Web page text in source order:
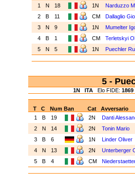
1
N 18 1N
Narduzzo
2
B 11 CM
Dallaglio
3
N 9 1N
Mumelter
4
B 1 CM
Terletskyi
5
N 5 1N Puechler
5 -
1N ITA Elo FIDE: 1869
T C Num Ban Cat
Avversario
1
B 19 2N
Danti
2
N 14 2N
Tonin Mario
3
B 6 1N
Linder Oliver
4
N 13 2N
Unterberger
5
B 4 CM